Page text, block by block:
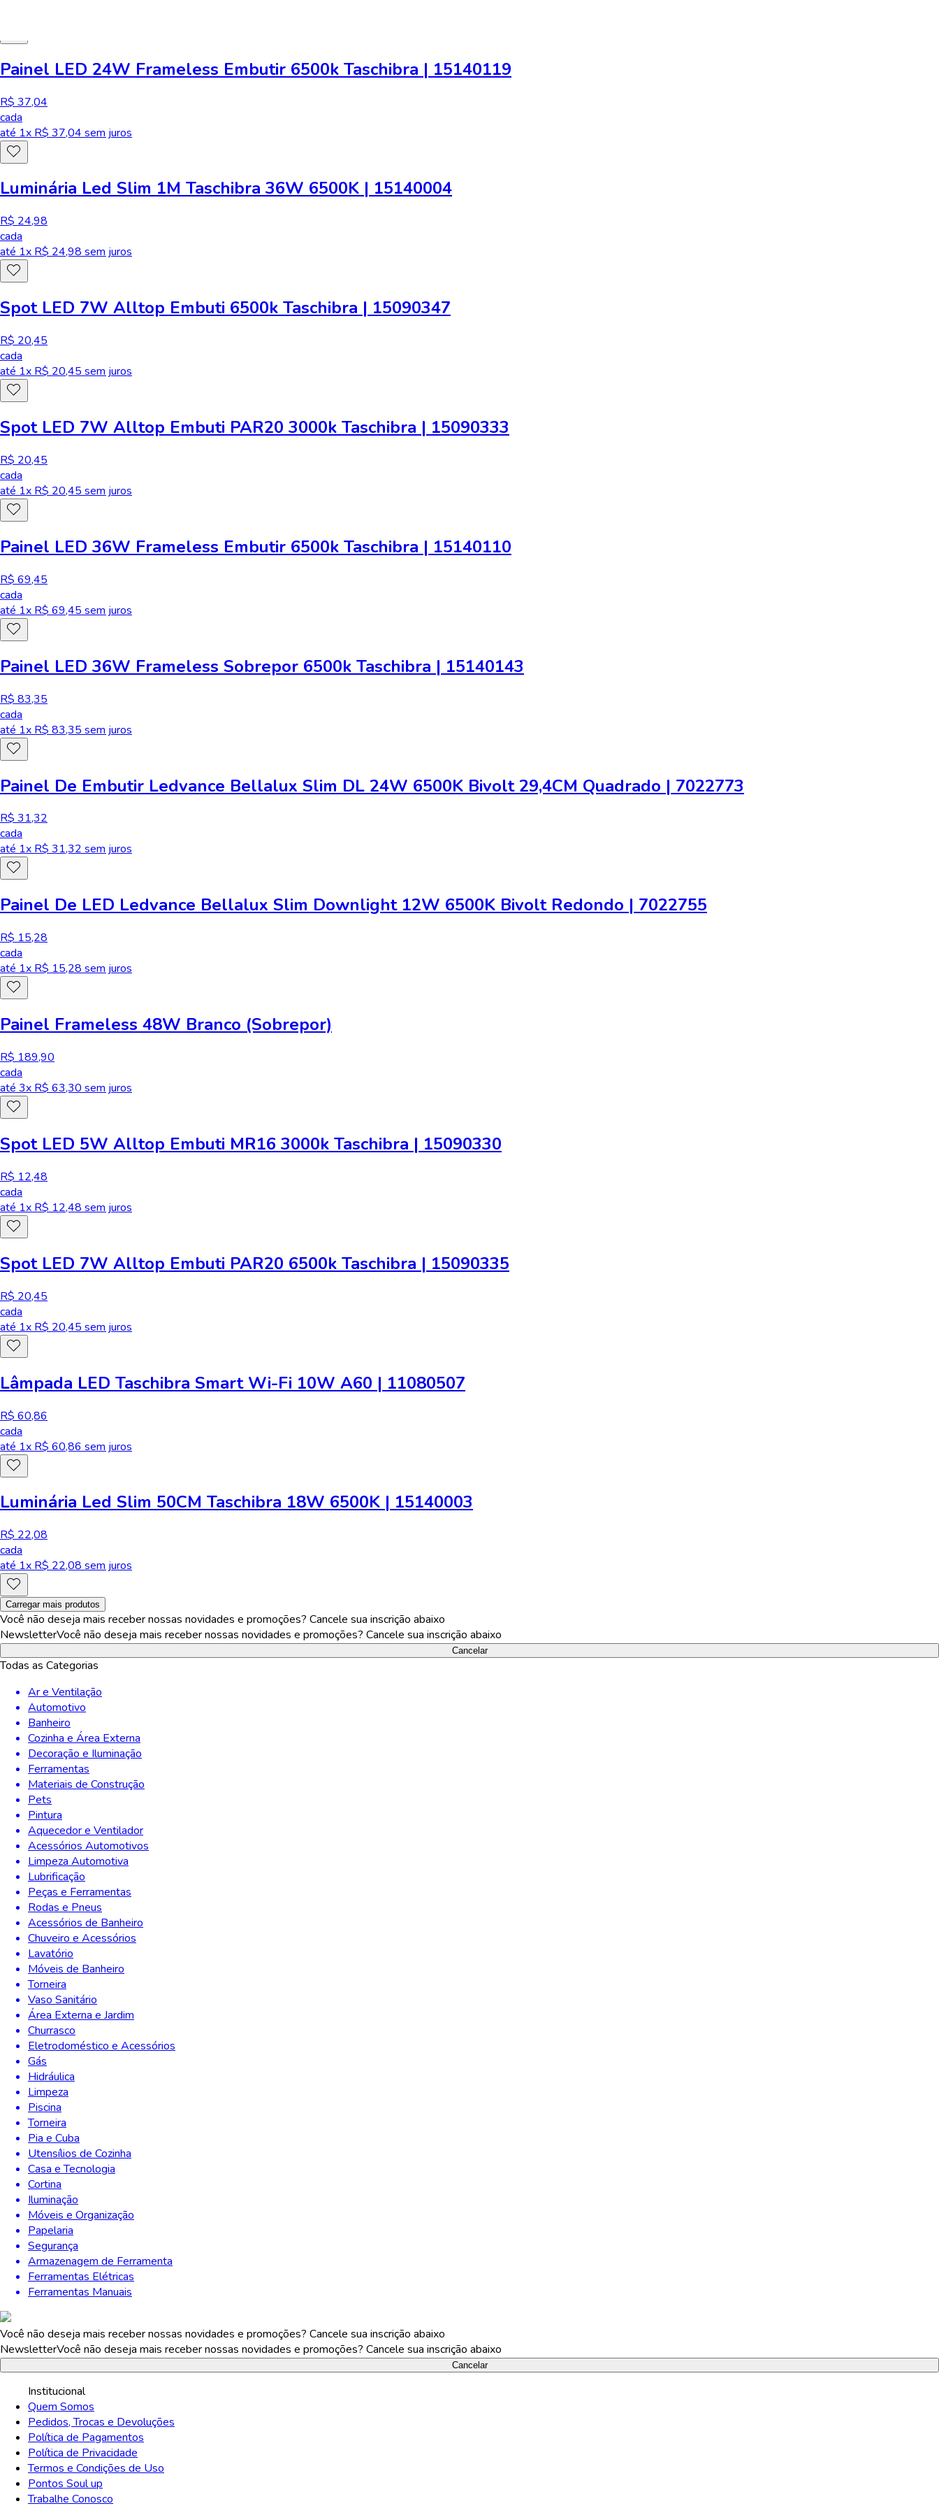
Painel LED 24W Frameless Embutir 6500k Taschibra | 15140119
R$ 37,04
cada
até 1x R$ 37,04 sem juros
Luminária Led Slim 1M Taschibra 36W 6500K | 15140004
R$ 24,98
cada
até 1x R$ 24,98 sem juros
Spot LED 7W Alltop Embuti 6500k Taschibra | 15090347
R$ 20,45
cada
até 1x R$ 20,45 sem juros
Spot LED 7W Alltop Embuti PAR20 3000k Taschibra | 15090333
R$ 20,45
cada
até 1x R$ 20,45 sem juros
Painel LED 36W Frameless Embutir 6500k Taschibra | 15140110
R$ 69,45
cada
até 1x R$ 69,45 sem juros
Painel LED 36W Frameless Sobrepor 6500k Taschibra | 15140143
R$ 83,35
cada
até 1x R$ 83,35 sem juros
Painel De Embutir Ledvance Bellalux Slim DL 24W 6500K Bivolt 29,4CM Quadrado | 7022773
R$ 31,32
cada
até1x R$31,32sem juros
Painel De LED Ledvance Bellalux Slim Downlight 12W 6500K Bivolt Redondo | 7022755
R$ 15,28
cada
até 1x R$ 15,28 sem juros
Painel Frameless 48W Branco (Sobrepor)
R$ 189,90
cada
até 3x R$ 63,30 sem juros
Spot LED 5W Alltop Embuti MR16 3000k Taschibra | 15090330
R$ 12,48
cada
até 1x R$ 12,48 sem juros
Spot LED 7W Alltop Embuti PAR20 6500k Taschibra | 15090335
R$ 20,45
cada
até 1x R$ 20,45 sem juros
Lâmpada LED Taschibra Smart Wi-Fi 10W A60 | 11080507
R$ 60,86
cada
até 1x R$ 60,86 sem juros
Luminária Led Slim 50CM Taschibra 18W 6500K | 15140003
R$ 22,08
cada
até 1x R$ 22,08 sem juros
Carregar mais produtos
Você não deseja mais receber nossas novidades e promoções? Cancele sua inscrição abaixo
NewsletterVocê não deseja mais receber nossas novidades e promoções? Cancele sua inscrição abaixo
Cancelar
Todas as Categorias
Ar e Ventilação
Automotivo
Banheiro
Cozinha e Área Externa
Decoração e Iluminação
Ferramentas
Materiais de Construção
Pets
Pintura
Aquecedor e Ventilador
Acessórios Automotivos
Limpeza Automotiva
Lubrificação
Peças e Ferramentas
Rodas e Pneus
Acessórios de Banheiro
Chuveiro e Acessórios
Lavatório
Móveis de Banheiro
Torneira
Vaso Sanitário
Área Externa e Jardim
Churrasco
Eletrodoméstico e Acessórios
Gás
Hidráulica
Limpeza
Piscina
Torneira
Pia e Cuba
Utensílios de Cozinha
Casa e Tecnologia
Cortina
Iluminação
Móveis e Organização
Papelaria
Segurança
Armazenagem de Ferramenta
Ferramentas Elétricas
Ferramentas Manuais
Você não deseja mais receber nossas novidades e promoções? Cancele sua inscrição abaixo
NewsletterVocê não deseja mais receber nossas novidades e promoções? Cancele sua inscrição abaixo
Cancelar
Institucional
Quem Somos
Pedidos, Trocas e Devoluções
Política de Pagamentos
Política de Privacidade
Termos e Condições de Uso
Pontos Soul up
Trabalhe Conosco